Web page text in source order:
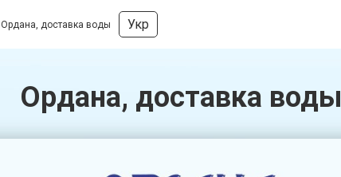
Ордана, доставка воды Укр
Ордана, доставка воды